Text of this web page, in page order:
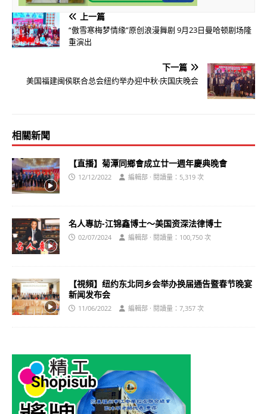
上一篇
“傲雪寒梅梦情缘”原创浪漫舞剧 9月23日曼哈顿剧场隆
重演出
下一篇
美国福建闽侯联合总会纽约举办迎中秋·庆国庆晚会
相關新聞
【直播】菊潭同鄉會成立廿一週年慶典晚會
12/12/2022 編輯部 · 閱讀量：5,319 次
名人專訪-江锦鑫博士～美国资深法律博士
02/07/2024 編輯部 · 閱讀量：100,750 次
【視頻】纽约东北同乡会举办换届通告暨春节晚宴
新闻发布会
11/06/2022 編輯部 · 閱讀量：7,357 次